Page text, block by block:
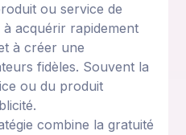
ou service de
à acquérir rapidement
à créer une
fidèles. Souvent la
ou du produit
combine la gratuité